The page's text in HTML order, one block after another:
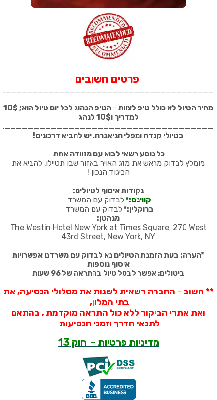
פרטים חשובים
מחיר הטיול לא כולל טיפ לצוות - הטיפ הנהוג לכל יום טיול הוא; 10$
למדריך ו10$ לנהג
בטיולי קנדה ומפלי הניאגרה, יש להביא דרכונים!
כל נוסע רשאי לבוא עם מזוודה אחת
מומלץ לבדוק מראש את מזג האויר באזור שבו תטיילו, להביא את
הביגוד הנכון !
נקודות איסוף לטיולים:
קווינס:* לבדוק עם המשרד
ברוקלין:* לבדוק עם המשרד
מנהטן:
The Westin Hotel New York at Times Square, 270 West
43rd Street, New York, NY
*הערה: בעת הזמנת הטיולים נא לבדוק עם משרדנו אפשרויות
איסוף נוספות
ביטולים: אפשר לבטל טיול בהתראה של 96 שעות
** חשוב - החברה רשאית לשנות את מסלולי הנסיעה, את
בתי המלון,
ואת אתרי הביקור ללא כול התראה מוקדמת , בהתאם
לתנאי הדרך וזמני הנסיעות
מדיניות פרטיות – חוק 13